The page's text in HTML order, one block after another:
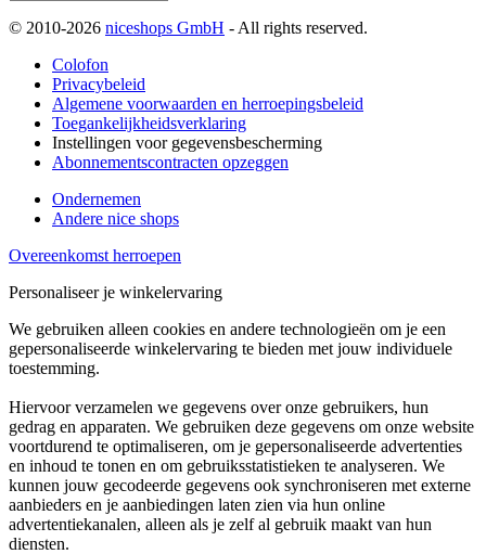
© 2010-2026 niceshops GmbH - All rights reserved.
Colofon
Privacybeleid
Algemene voorwaarden en herroepingsbeleid
Toegankelijkheidsverklaring
Instellingen voor gegevensbescherming
Abonnementscontracten opzeggen
Ondernemen
Andere nice shops
Overeenkomst herroepen
Personaliseer je winkelervaring
We gebruiken alleen cookies en andere technologieën om je een
gepersonaliseerde winkelervaring te bieden met jouw individuele
toestemming.
Hiervoor verzamelen we gegevens over onze gebruikers, hun
gedrag en apparaten. We gebruiken deze gegevens om onze website
voortdurend te optimaliseren, om je gepersonaliseerde advertenties
en inhoud te tonen en om gebruiksstatistieken te analyseren. We
kunnen jouw gecodeerde gegevens ook synchroniseren met externe
aanbieders en je aanbiedingen laten zien via hun online
advertentiekanalen, alleen als je zelf al gebruik maakt van hun
diensten.